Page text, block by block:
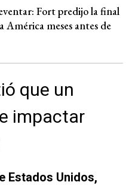
Fort predijo la final
América meses antes de
que un
impactar
Estados Unidos,